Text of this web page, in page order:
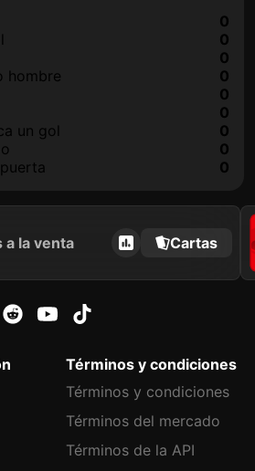
0
0
0
hombre
0
0
0
un gol
0
0
0
a la venta Cartas
Términos y condiciones
Términos y condiciones
Términos del mercado
Términos de la API